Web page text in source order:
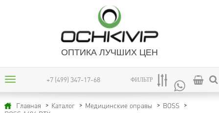
ОПТИКА ЛУЧШИХ ЦЕН
+7 (499) 347-17-68 ФИЛЬТР
Главная Каталог Медицинские оправы
BOSS